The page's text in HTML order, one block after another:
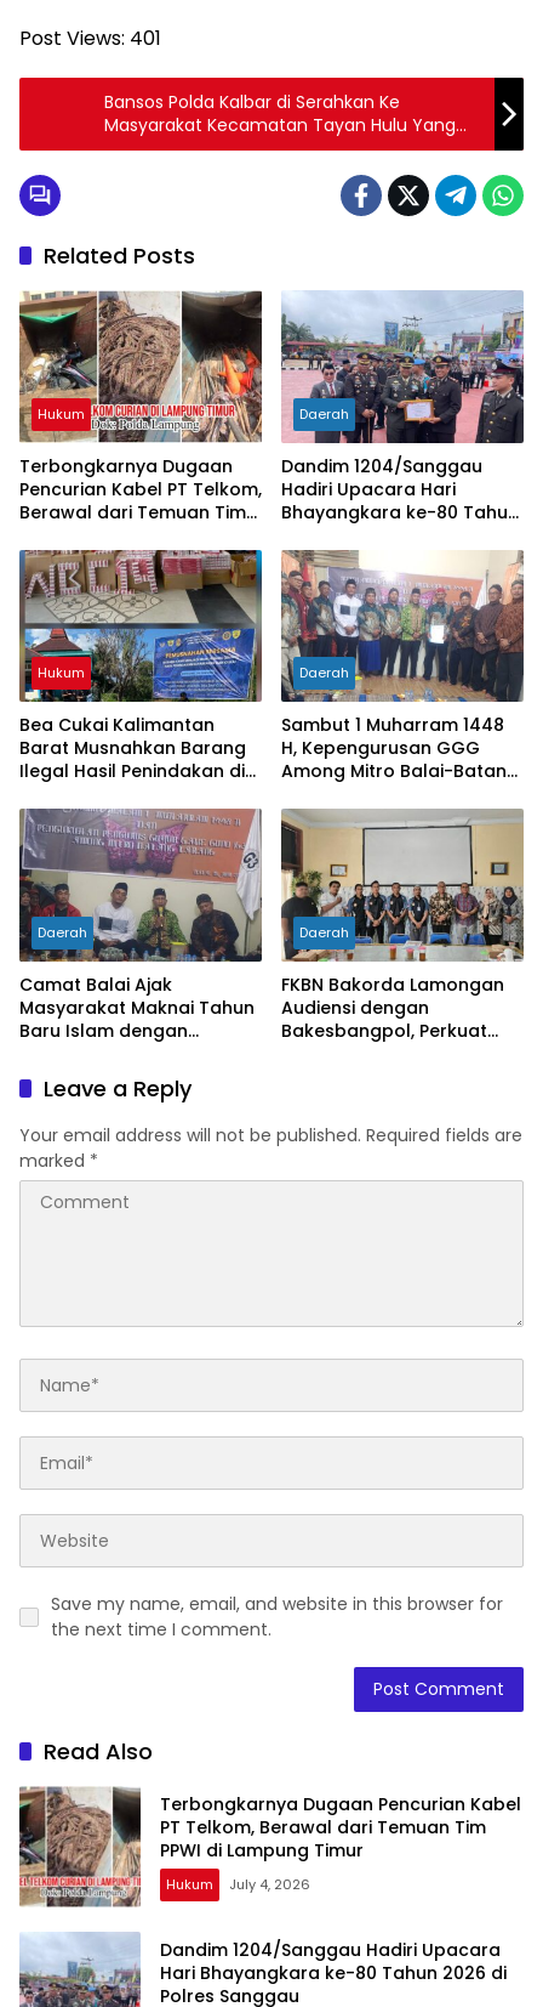
Post Views: 401
Bansos Polda Kalbar di Serahkan Ke
Masyarakat Kecamatan Tayan Hulu Yang
Terdampak Bencana Bajir
Related Posts
Hukum
Terbongkarnya Dugaan
Pencurian Kabel PT Telkom,
Berawal dari Temuan Tim
Daerah
Dandim 1204/Sanggau
Hadiri Upacara Hari
Bhayangkara ke-80 Tahun
Hukum
Bea Cukai Kalimantan
Barat Musnahkan Barang
Ilegal Hasil Penindakan di
Daerah
Sambut 1 Muharram 1448
H, Kepengurusan GGG
Among Mitro Balai-Batang
Daerah
Camat Balai Ajak
Masyarakat Maknai Tahun
Baru Islam dengan
Kebersamaan
Daerah
FKBN Bakorda Lamongan
Audiensi dengan
Bakesbangpol, Perkuat
Leave a Reply
Your email address will not be published. Required fields are
marked *
Save my name, email, and website in this browser for
the next time I comment.
Read Also
Terbongkarnya Dugaan Pencurian Kabel
PT Telkom, Berawal dari Temuan Tim
PPWI di Lampung Timur
Hukum July 4, 2026
Dandim 1204/Sanggau Hadiri Upacara
Hari Bhayangkara ke-80 Tahun 2026 di
Polres Sanggau